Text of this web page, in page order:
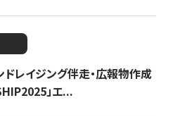
レイジング伴走・広報物作成
」エ...